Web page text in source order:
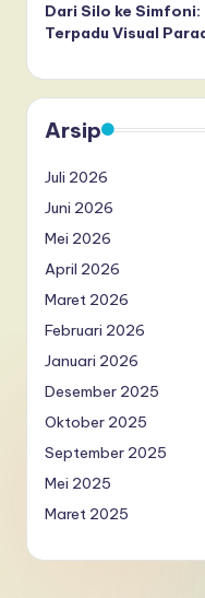
Dari Silo ke
Terpadu Visual
Arsip
Juli 2026
Juni 2026
Mei 2026
April 2026
Maret 2026
Februari 2026
Januari 2026
Desember 2025
Oktober 2025
September 2025
Mei 2025
Maret 2025